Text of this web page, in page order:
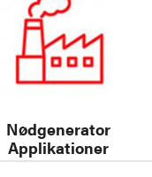
Nødgenerator
Applikationer